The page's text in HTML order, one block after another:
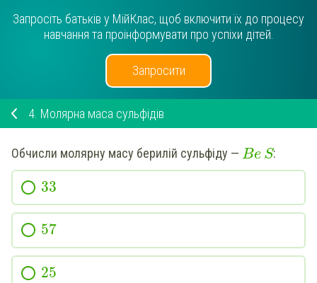
Запросіть батьків у МійКлас, щоб включити їх до процесу
навчання та проінформувати про успіхи дітей.
Запросити
4. Молярна маса сульфідів
Обчисли молярну масу берилій сульфіду — Be S:
33
57
25